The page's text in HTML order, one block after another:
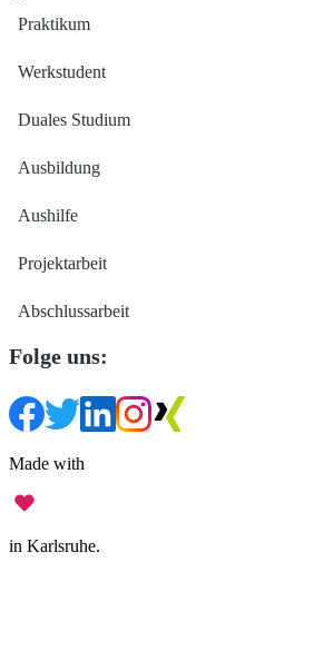
Praktikum
Werkstudent
Duales Studium
Ausbildung
Aushilfe
Projektarbeit
Abschlussarbeit
Folge uns:
Made with
in Karlsruhe.